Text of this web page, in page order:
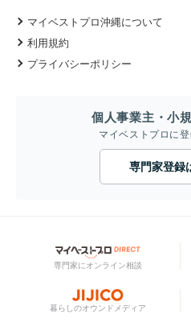
マイベストプロ沖縄について
利用規約
プライバシーポリシー
個人事業主・小
マイベストプロに
専門家登録
専門家にオンライン相談
暮らしのオウンドメディア